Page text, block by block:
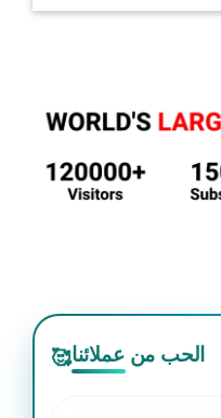
🥰الحب من عملائنا